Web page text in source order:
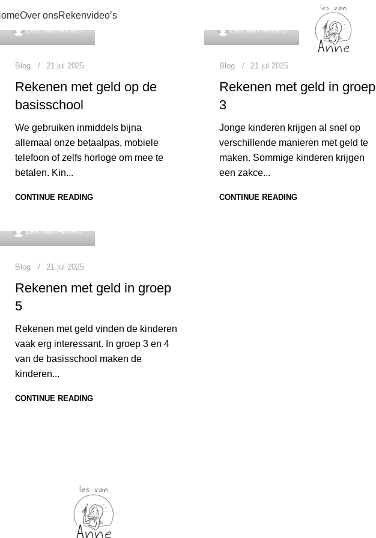
Over onsRekenvideo’s
Les van Anne
Blog 21 jul 2025
Rekenen met geld op de
basisschool
We gebruiken inmiddels bijna
allemaal onze betaalpas, mobiele
telefoon of zelfs horloge om mee te
betalen. Kin...
CONTINUE READING
Les van Anne
Blog 21 jul 2025
Rekenen met geld in groep
3
Jonge kinderen krijgen al snel op
verschillende manieren met geld te
maken. Sommige kinderen krijgen
een zakce...
CONTINUE READING
Les van Anne
Blog 21 jul 2025
Rekenen met geld in groep
5
Rekenen met geld vinden de kinderen
vaak erg interessant. In groep 3 en 4
van de basisschool maken de
kinderen...
CONTINUE READING